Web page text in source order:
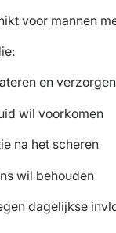
voor mannen
en verzorgen
wil voorkomen
na het scheren
wil behouden
dagelijkse